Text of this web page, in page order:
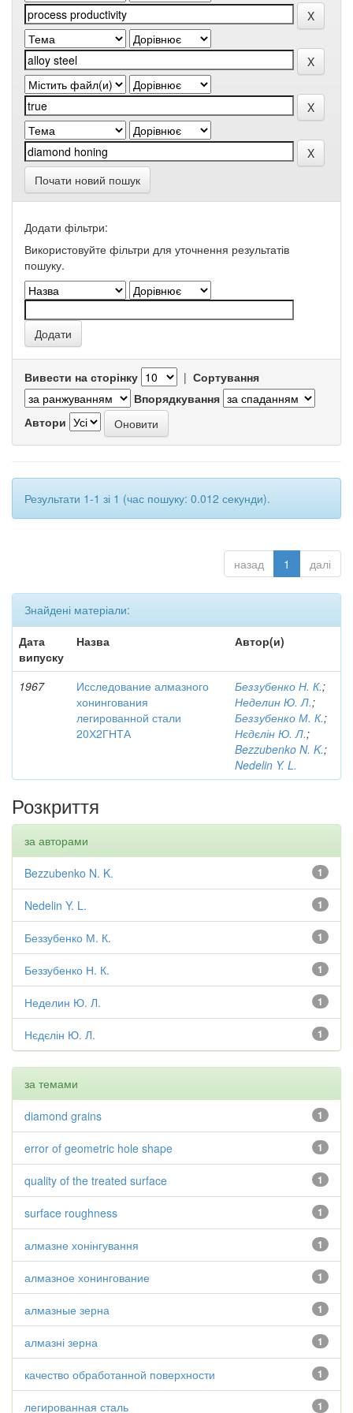
Почати новий пошук
Додати фільтри:
Використовуйте фільтри для уточнення результатів
пошуку.
Вивести на сторінку | Сортування
Впорядкування
Автори
Результати 1-1 зі 1 (час пошуку: 0.012 секунди).
назад 1 далі
Знайдені матеріали:
Дата
випуску
Назва Автор(и)
1967
Исследование алмазного
хонингования
легированной стали
20Х2ГНТА
Беззубенко Н. К.;
Неделин Ю. Л.;
Беззубенко М. К.;
Нєдєлін Ю. Л.;
Bezzubenko N. K.;
Nedelin Y. L.
Розкриття
за авторами
1
Bezzubenko N. K.
1
Nedelin Y. L.
1
Беззубенко М. К.
1
Беззубенко Н. К.
1
Неделин Ю. Л.
1
Нєдєлін Ю. Л.
за темами
1
diamond grains
1
error of geometric hole shape
1
quality of the treated surface
1
surface roughness
1
алмазне хонінгування
1
алмазное хонингование
1
алмазные зерна
1
алмазні зерна
1
качество обработанной поверхности
1
легированная сталь